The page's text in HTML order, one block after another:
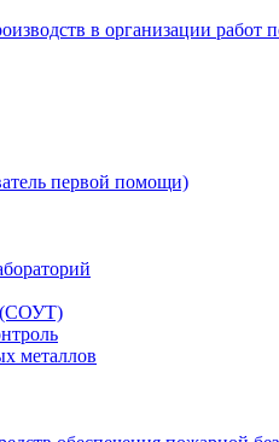
в организации работ
первой помощи)
(СОУТ)
металлов